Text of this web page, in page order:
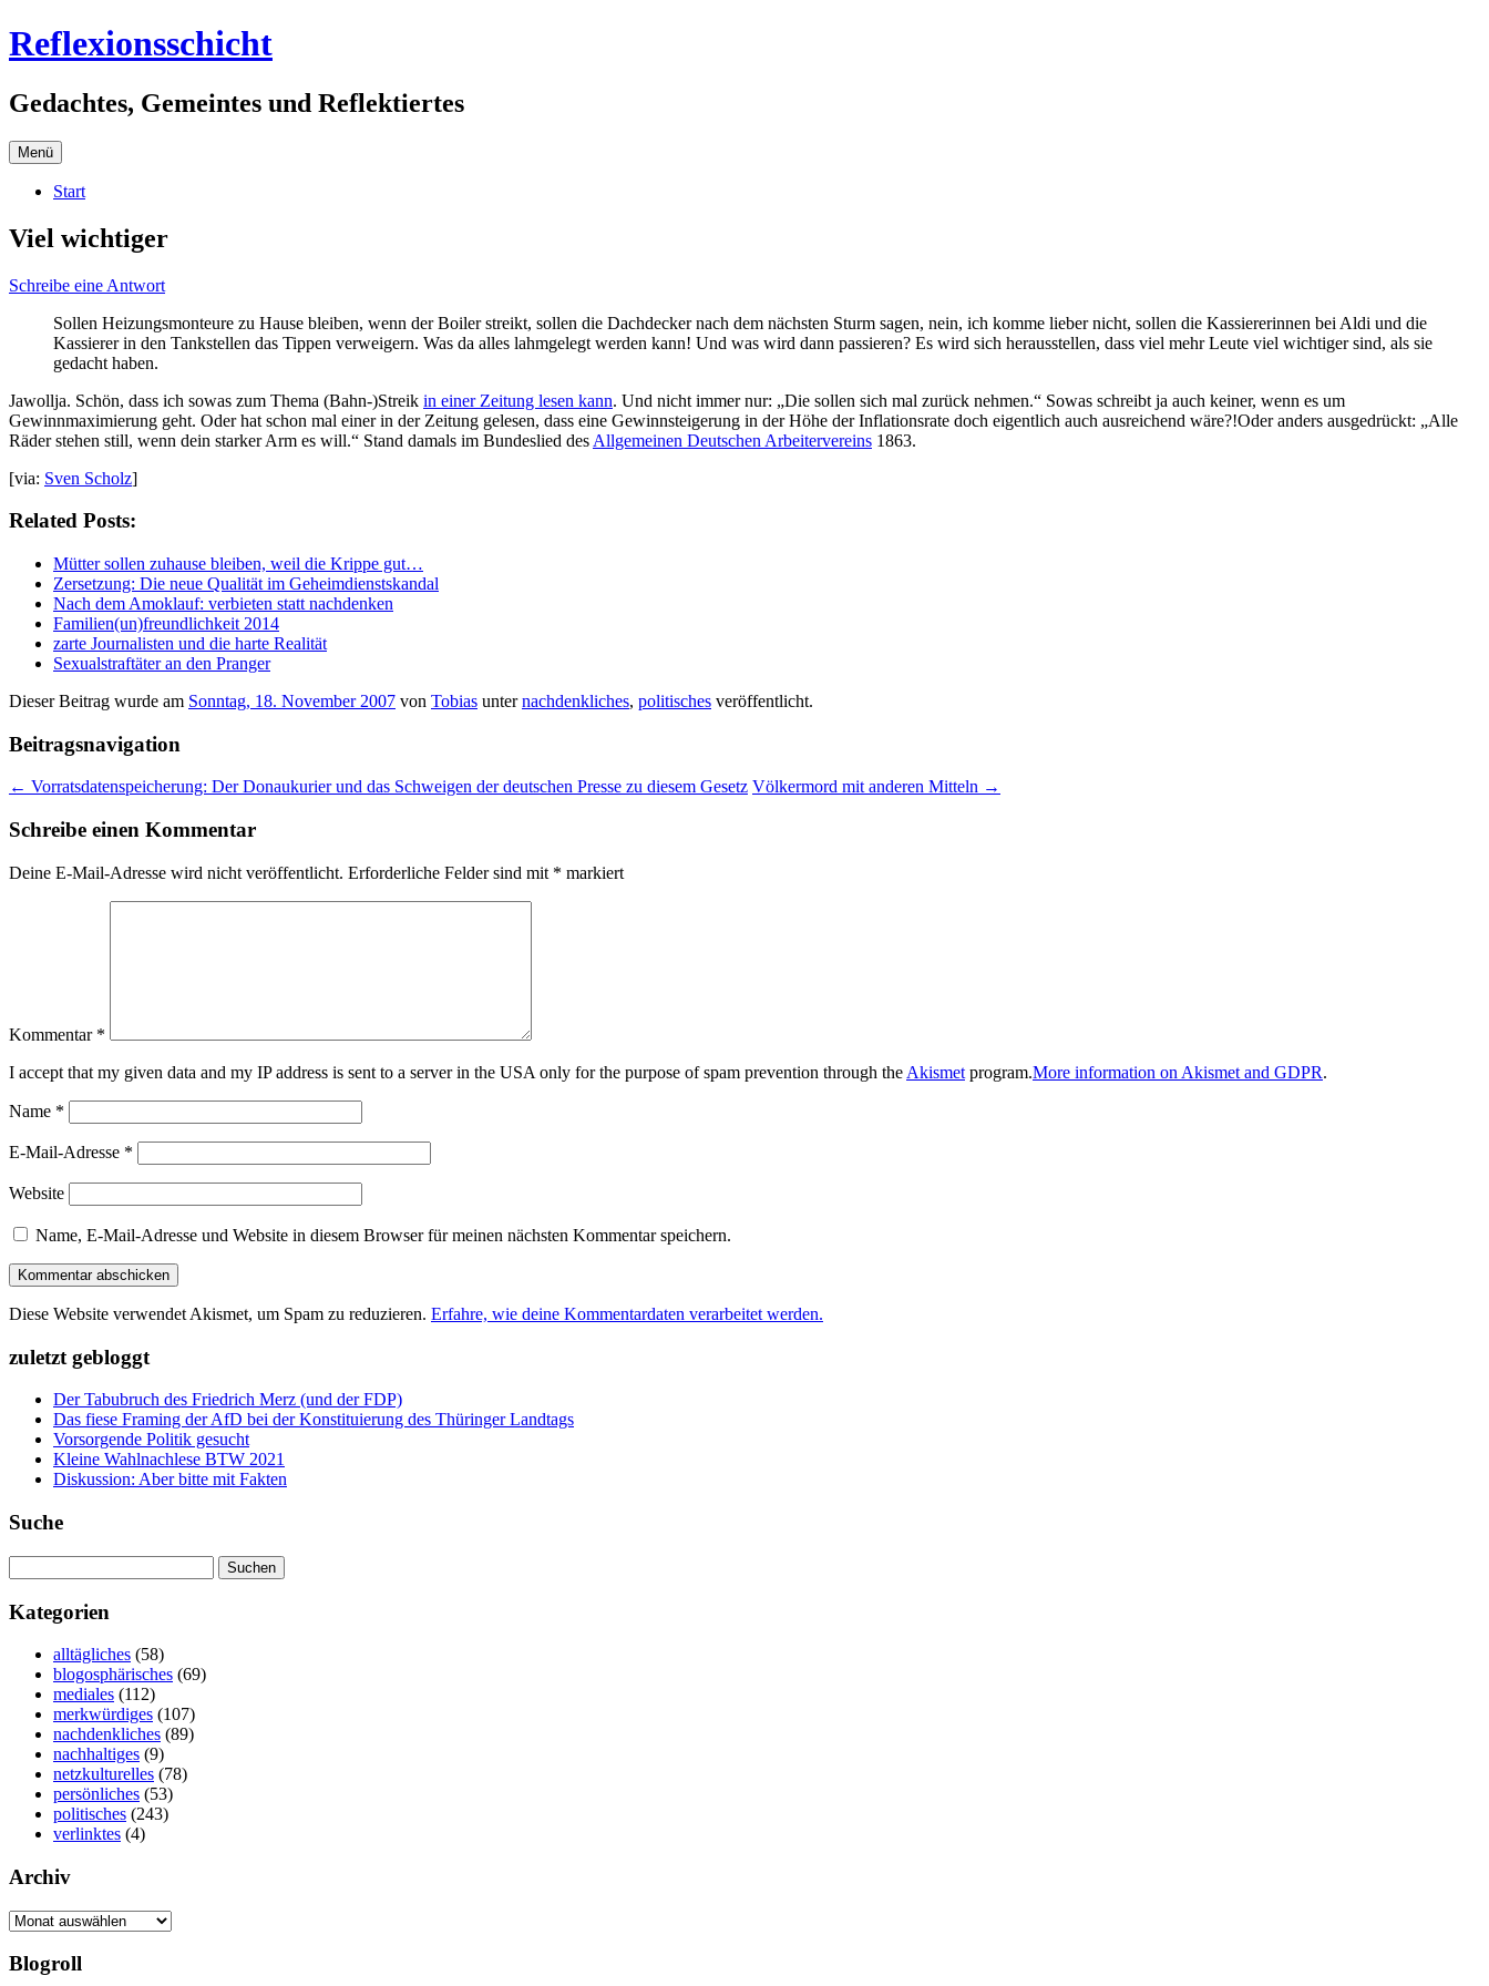
Zum
Inhalt
Reflexionsschicht
Gedachtes, Gemeintes und Reflektiertes
Menü
Start
Viel wichtiger
Schreibe eine Antwort
Sollen Heizungsmonteure zu Hause bleiben, wenn der Boiler streikt, sollen die Dachdecker nach dem nächsten Sturm sagen, nein, ich komme lieber nicht, sollen die Kassiererinnen bei Aldi und die
Kassierer in den Tankstellen das Tippen verweigern. Was da alles lahmgelegt werden kann! Und was wird dann passieren? Es wird sich herausstellen, dass viel mehr Leute viel wichtiger sind, als sie
gedacht haben.
Jawollja. Schön, dass ich sowas zum Thema (Bahn-)Streik in einer Zeitung lesen kann. Und nicht immer nur: „Die sollen sich mal zurück nehmen.“ Sowas schreibt ja auch keiner, wenn es um
Gewinnmaximierung geht. Oder hat schon mal einer in der Zeitung gelesen, dass eine Gewinnsteigerung in der Höhe der Inflationsrate doch eigentlich auch ausreichend wäre?!Oder anders ausgedrückt: „Alle
Räder stehen still, wenn dein starker Arm es will.“ Stand damals im Bundeslied des Allgemeinen Deutschen Arbeitervereins 1863.
[via: Sven Scholz]
Related Posts:
Mütter sollen zuhause bleiben, weil die Krippe gut…
Zersetzung: Die neue Qualität im Geheimdienstskandal
Nach dem Amoklauf: verbieten statt nachdenken
Familien(un)freundlichkeit 2014
zarte Journalisten und die harte Realität
Sexualstraftäter an den Pranger
Dieser Beitrag wurde am Sonntag, 18. November 2007 von Tobias unternachdenkliches, politisches veröffentlicht.
Beitragsnavigation
← Vorratsdatenspeicherung: Der Donaukurier und das Schweigen der deutschen Presse zu diesem Gesetz Völkermord mit anderen Mitteln →
Schreibe einen Kommentar
Deine E-Mail-Adresse wird nicht veröffentlicht. Erforderliche Felder sind mit * markiert
Kommentar *
I accept that my given data and my IP address is sent to a server in the USA only for the purpose of spam prevention through the Akismet program.More information on Akismet and GDPR.
Name *
E-Mail-Adresse *
Website
Name, E-Mail-Adresse und Website in diesem Browser für meinen nächsten Kommentar speichern.
Diese Website verwendet Akismet, um Spam zu reduzieren. Erfahre, wie deine Kommentardaten verarbeitet werden.
zuletzt gebloggt
Der Tabubruch des Friedrich Merz (und der FDP)
Das fiese Framing der AfD bei der Konstituierung des Thüringer Landtags
Vorsorgende Politik gesucht
Kleine Wahlnachlese BTW 2021
Diskussion: Aber bitte mit Fakten
Suche
nach:
Kategorien
alltägliches (58)
blogosphärisches (69)
mediales (112)
merkwürdiges (107)
nachdenkliches (89)
nachhaltiges (9)
netzkulturelles (78)
persönliches (53)
politisches (243)
verlinktes (4)
Archiv
Archiv
Blogroll